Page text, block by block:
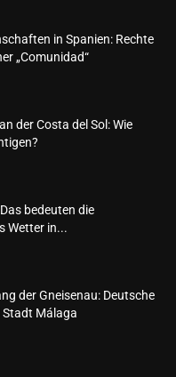
in Spanien: Rechte
„Comunidad“
der Costa del Sol: Wie
bedeuten die
Wetter in...
der Gneisenau: Deutsche
Málaga